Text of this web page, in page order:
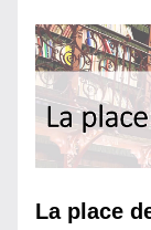
La place